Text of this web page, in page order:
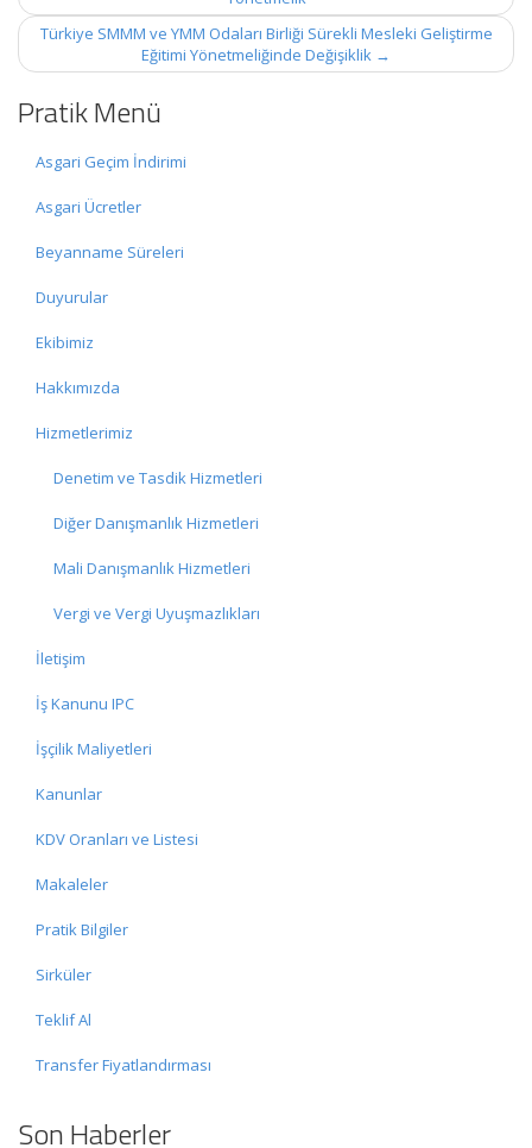
Türkiye SMMM ve YMM Odaları Birliği Sürekli Mesleki Geliştirme
Eğitimi Yönetmeliğinde Değişiklik →
Pratik Menü
Asgari Geçim İndirimi
Asgari Ücretler
Beyanname Süreleri
Duyurular
Ekibimiz
Hakkımızda
Hizmetlerimiz
Denetim ve Tasdik Hizmetleri
Diğer Danışmanlık Hizmetleri
Mali Danışmanlık Hizmetleri
Vergi ve Vergi Uyuşmazlıkları
İletişim
İş Kanunu IPC
İşçilik Maliyetleri
Kanunlar
KDV Oranları ve Listesi
Makaleler
Pratik Bilgiler
Sirküler
Teklif Al
Transfer Fiyatlandırması
Son Haberler